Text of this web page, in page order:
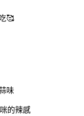
🥰
味
的辣感